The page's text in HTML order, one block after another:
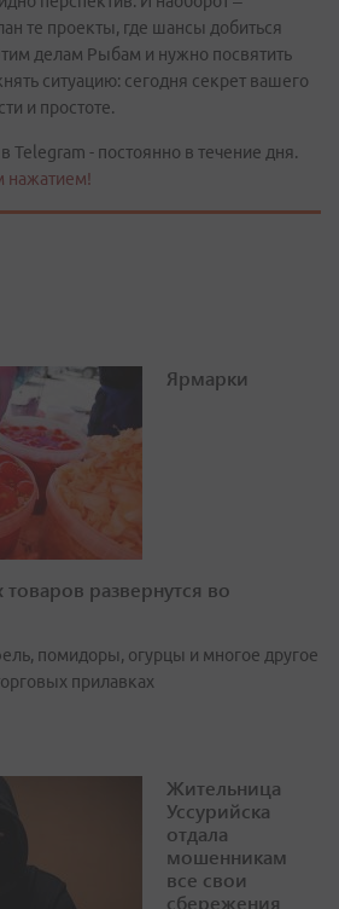
те проекты, где шансы добиться
делам Рыбам и нужно посвятить
ситуацию: сегодня секрет вашего
и простоте.
Telegram - постоянно в течение дня.
нажатием!
Ярмарки
развернутся во
помидоры, огурцы и многое другое
прилавках
Жительница
Уссурийска
отдала
мошенникам
все свои
сбережения